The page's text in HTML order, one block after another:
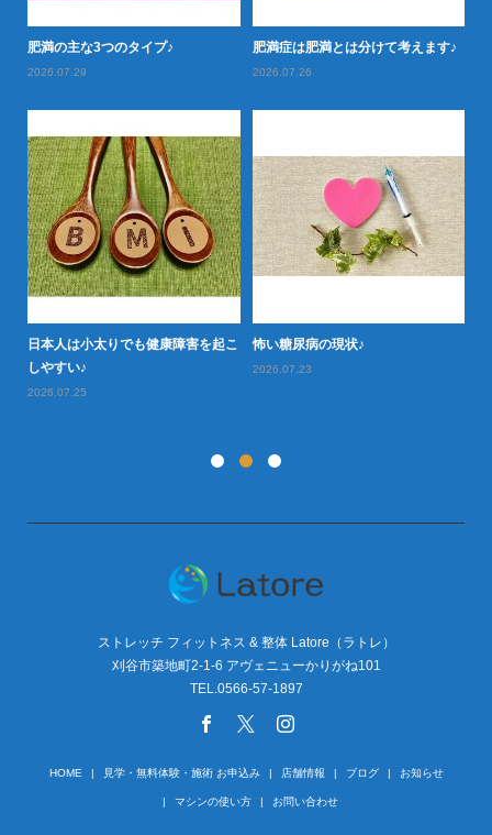
肥満の主な3つのタイプ♪
2026.07.29
肥満症は肥満とは分けて考えます♪
2026.07.26
日本人は小太りでも健康障害を起こ
しやすい♪
2026.07.25
怖い糖尿病の現状♪
2026.07.23
ストレッチ フィットネス & 整体 Latore（ラトレ）
刈谷市築地町2-1-6 アヴェニューかりがね101
TEL.0566-57-1897
HOME 見学・無料体験・施術 お申込み 店舗情報 ブログ お知らせ
マシンの使い方 お問い合わせ